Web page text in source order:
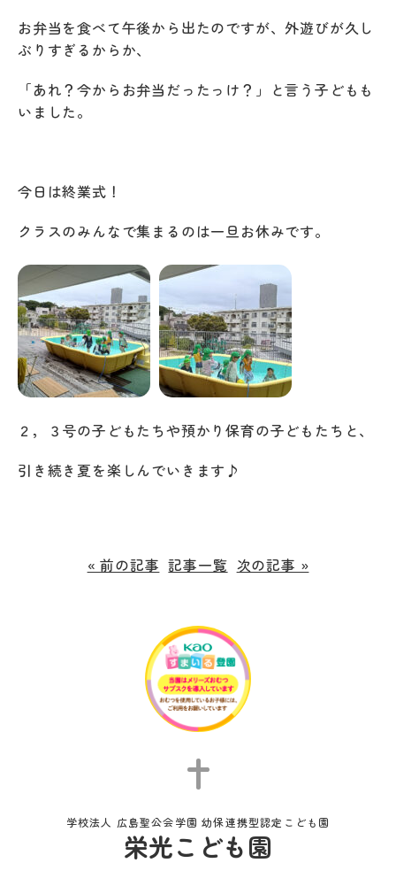
お弁当を食べて午後から出たのですが、外遊びが久し
ぶりすぎるからか、
「あれ？今からお弁当だったっけ？」と言う子どもも
いました。
今日は終業式！
クラスのみんなで集まるのは一旦お休みです。
２，３号の子どもたちや預かり保育の子どもたちと、
引き続き夏を楽しんでいきます♪
« 前の記事 記事一覧 次の記事 »
学校法人 広島聖公会学園 幼保連携型認定こども園
栄光こども園